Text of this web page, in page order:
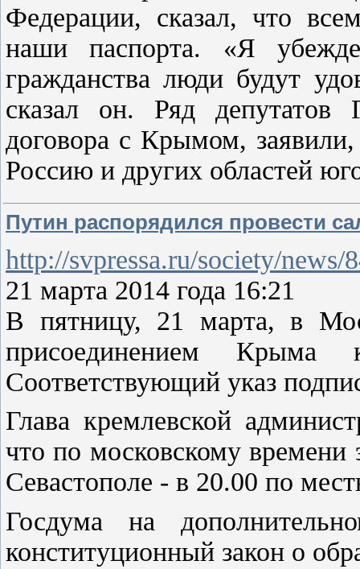
Федерации, сказал, что
наши паспорта. «Я
гражданства люди будут
сказал он. Ряд депутатов
договора с Крымом,
Россию и других областей
Путин распорядился провести
http://svpressa.ru/society/news/
21 марта 2014 года 16:21
В пятницу, 21 марта, в
присоединением Крыма
Соответствующий указ
Глава кремлевской
что по московскому
Севастополе - в 20.00 по
Госдума на
конституционный закон о